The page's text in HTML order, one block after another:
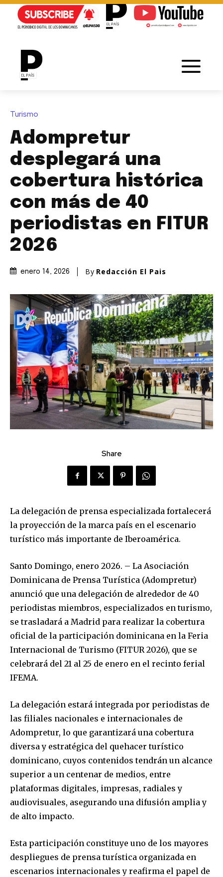
Turismo
Adompretur
desplegará una
cobertura histórica
con más de 40
periodistas en FITUR
2026
enero 14, 2026 By Redacción El Pais
Share
La delegación de prensa especializada fortalecerá
la proyección de la marca país en el escenario
turístico más importante de Iberoamérica.
Santo Domingo, enero 2026. – La Asociación
Dominicana de Prensa Turística (Adompretur)
anunció que una delegación de alrededor de 40
periodistas miembros, especializados en turismo,
se trasladará a Madrid para realizar la cobertura
oficial de la participación dominicana en la Feria
Internacional de Turismo (FITUR 2026), que se
celebrará del 21 al 25 de enero en el recinto ferial
IFEMA.
La delegación estará integrada por periodistas de
las filiales nacionales e internacionales de
Adompretur, lo que garantizará una cobertura
diversa y estratégica del quehacer turístico
dominicano, cuyos contenidos tendrán un alcance
superior a un centenar de medios, entre
plataformas digitales, impresas, radiales y
audiovisuales, asegurando una difusión amplia y
de alto impacto.
Esta participación constituye uno de los mayores
despliegues de prensa turística organizada en
escenarios internacionales y reafirma el papel de